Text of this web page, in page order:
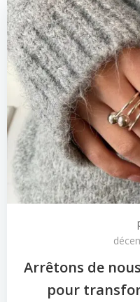
Arrêtons de
pour